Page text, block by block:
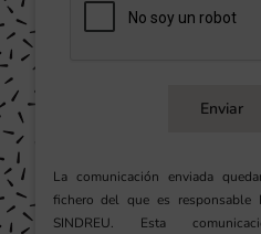
Enviar
La comunicación enviada
fichero del que es responsable
SINDREU. Esta